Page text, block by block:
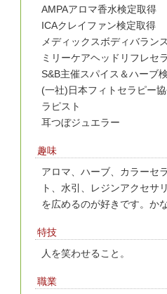
AMPAアロマ香水検定取得
ICAクレイファン検定取得
メディックスボディバラン
ミリーケアヘッドリフレセ
S&B主催スパイス＆ハーブ
(一社)日本フィトセラピー
ラピスト
耳つぼジュエラー
趣味
アロマ、ハーブ、カラーセ
ト、水引、レジンアクセサ
を広めるのが好きです。か
特技
人を笑わせること。
職業